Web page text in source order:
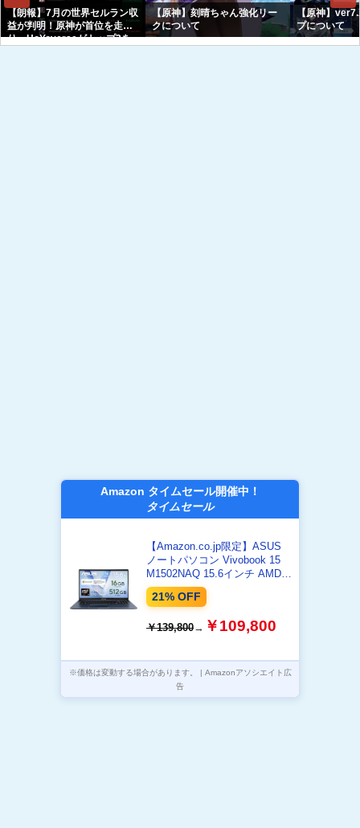
【朗報】7月の世界セルラン収
益が判明！原神が首位を走
り、HoYoverseがトップ3を
【原神】刻晴ちゃん強化リー
クについて
【原神】
プについて
Amazon タイムセール開催中！
タイムセール
【Amazon.co.jp限定】ASUS
ノートパソコン Vivobook 15
M1502NAQ 15.6インチ AMD
Ryzen 7 170 メモリ16GB SSD
512GB Microsoft 365 Personal
量1.7kg Wi-Fi 6E クワイエット
21% OFF
￥139,800→ ￥109,800
※価格は変動する場合があります。 | Amazonアソシエイト広
告